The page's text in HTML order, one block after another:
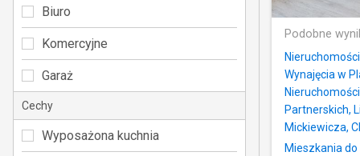
Podobne
Wynajęcia w
Partnerskich,
Mickiewicza,
Mieszkania
Biuro
Komercyjne
Garaż
Cechy
Wyposażona kuchnia